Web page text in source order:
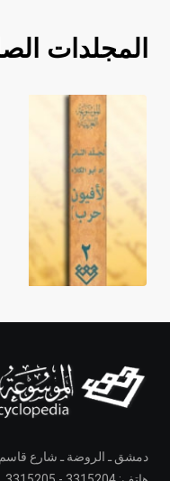
المجلدات
دمشق ـ الروضة ـ شارع قاسم